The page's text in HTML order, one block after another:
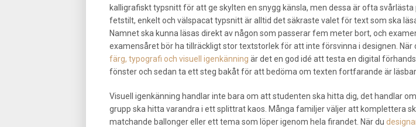
kalligrafiskt typsnitt för att ge skylten en snygg känsla, men dessa är ofta svårlästa
fetstilt, enkelt och välspacat typsnitt är alltid det säkraste valet för text som ska
Namnet ska kunna läsas direkt av någon som passerar fem meter bort, och
examensåret bör ha tillräckligt stor textstorlek för att inte försvinna i designen. När
färg, typografi och visuell igenkänning är det en god idé att testa en digital
fönster och sedan ta ett steg bakåt för att bedöma om texten fortfarande är läsbar
Visuell igenkänning handlar inte bara om att studenten ska hitta dig, det handlar
grupp ska hitta varandra i ett splittrat kaos. Många familjer väljer att komplettera
matchande ballonger eller ett tema som löper igenom hela firandet. När du